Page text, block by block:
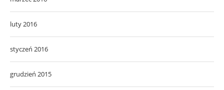
luty 2016
styczeń 2016
grudzień 2015